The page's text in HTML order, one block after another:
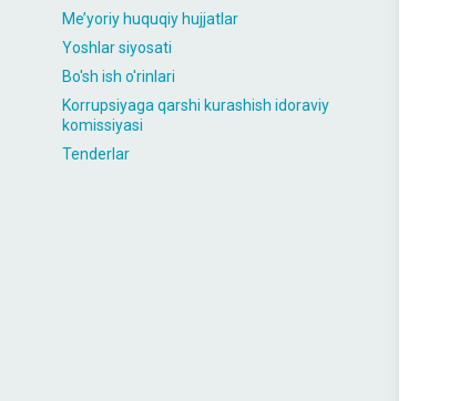
Me’yoriy huquqiy hujjatlar
Yoshlar siyosati
Bo'sh ish o'rinlari
Korrupsiyaga qarshi kurashish idoraviy
komissiyasi
Tenderlar